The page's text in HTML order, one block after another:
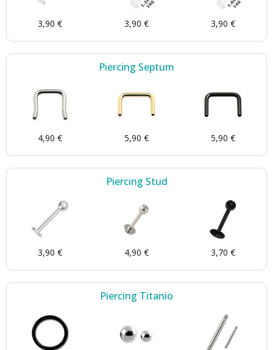
3,90 € 3,90 € 3,90 €
Piercing Septum
4,90 € 5,90 € 5,90 €
Piercing Stud
3,90 € 4,90 € 3,70 €
Piercing Titanio